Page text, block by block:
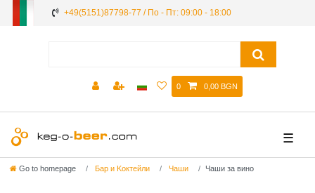
+49(5151)87798-77 / По - Пт: 09:00 - 18:00
0 0,00 BGN
☰
Go to homepage Бар и Kоктейли Чаши Чаши за вино